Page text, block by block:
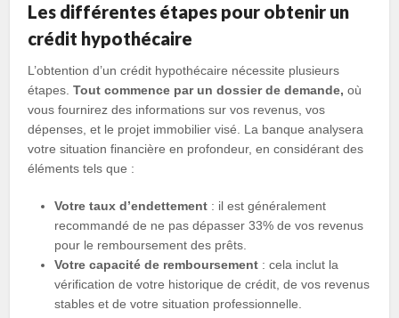
Les différentes étapes pour obtenir un
crédit hypothécaire
L’obtention d’un crédit hypothécaire nécessite plusieurs
étapes.Tout commence par un dossier de demande, où
vous fournirez des informations sur vos revenus, vos
dépenses, et le projet immobilier visé. La banque analysera
votre situation financière en profondeur, en considérant des
éléments tels que :
Votre taux d’endettement : il est généralement
recommandé de ne pas dépasser 33% de vos revenus
pour le remboursement des prêts.
Votre capacité de remboursement : cela inclut la
vérification de votre historique de crédit, de vos revenus
stables et de votre situation professionnelle.